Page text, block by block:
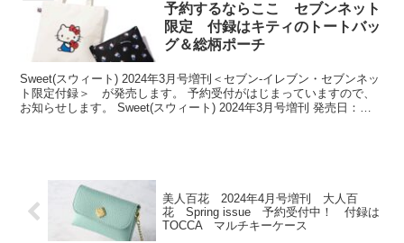
予約するならここ セブンネット
限定 付録はキティのトートバッ
グ＆総柄ポーチ
Sweet(スウィート) 2024年3月号増刊＜セブン‐イレブン・セブンネッ
ト限定付録＞ が発売します。 予約受付がはじまっていますので、
お知らせします。 Sweet(スウィート) 2024年3月号増刊 発売日：
美人百花 2024年4月号増刊 大人百
花 Spring issue 予約受付中！ 付録は
TOCCA マルチキーケース